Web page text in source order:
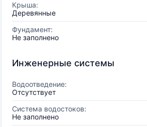
Крыша:
Деревянные
Фундамент:
Не заполнено
Инженерные системы
Водоотведение:
Отсутствует
Система водостоков:
Не заполнено